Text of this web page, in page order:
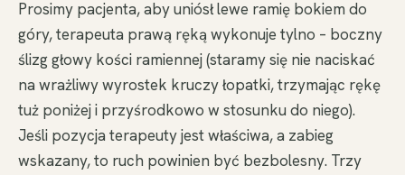
Prosimy pacjenta, aby uniósł lewe ramię bokiem do
góry, terapeuta prawą ręką wykonuje tylno – boczny
ślizg głowy kości ramiennej (staramy się nie naciskać
na wrażliwy wyrostek kruczy łopatki, trzymając rękę
tuż poniżej i przyśrodkowo w stosunku do niego).
Jeśli pozycja terapeuty jest właściwa, a zabieg
wskazany, to ruch powinien być bezbolesny. Trzy